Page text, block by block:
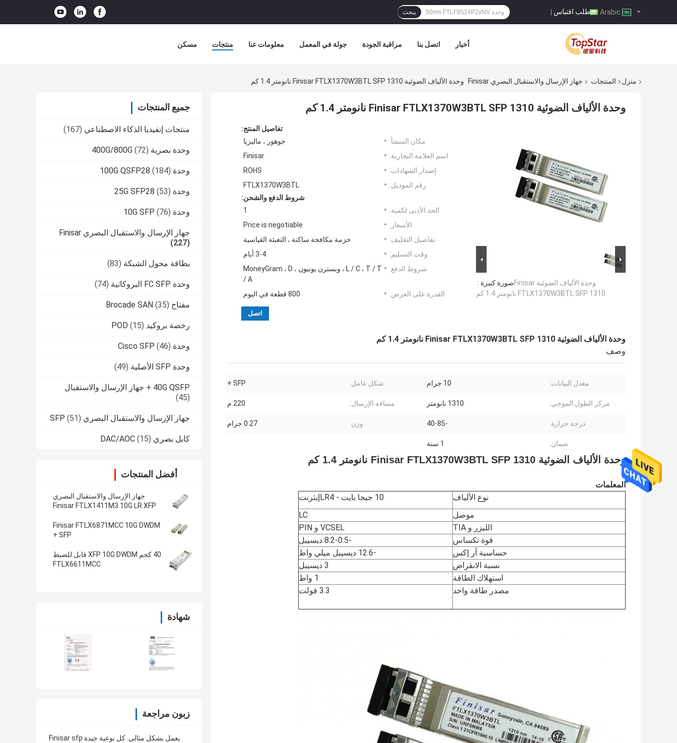
طلب اقتباس | يبحث
مسكن منتجات معلومات عنا جولة في المعمل مراقبة الجودة اتصل بنا أخبار
منزل المنتجات جهاز الإرسال والاستقبال البصري Finisar وحدة الألياف الضوئية Finisar FTLX1370W3BTL SFP 1310 نانومتر 1.4 كم
جميع المنتجات
منتجات إنفيديا الذكاء الاصطناعي (167)
وحدة بصرية 400G/800G (72)
وحدة 100G QSFP28 (184)
وحدة 25G SFP28 (53)
وحدة 10G SFP (76)
جهاز الإرسال والاستقبال البصري Finisar
(227)
بطاقة محول الشبكة (83)
وحدة FC SFP البروكاتية (74)
مفتاح Brocade SAN (35)
رخصة بروكيد POD (15)
وحدة Cisco SFP (46)
وحدة SFP الأصلية (49)
40G QSFP + جهاز الإرسال والاستقبال
(45)
جهاز الإرسال والاستقبال البصري SFP (51)
كابل بصري DAC/AOC (15)
أفضل المنتجات
جهاز الإرسال والاستقبال البصري
Finisar FTLX1411M3 10G LR XFP
Finisar FTLX6871MCC 10G DWDM
SFP +
40 كجم XFP 10G DWDM قابل للضبط
FTLX6611MCC
شهادة
زبون مراجعة
Finisar sfp يعمل بشكل مثالي. كل نوعية جيدة
وحدة الألياف الضوئية Finisar FTLX1370W3BTL SFP 1310 نانومتر 1.4 كم
صورة كبيرة :وحدة الألياف الضوئية Finisar
FTLX1370W3BTL SFP 1310 نانومتر 1.4 كم
تفاصيل المنتج:
مكان المنشأ:
جوهور ، ماليزيا
اسم العلامة التجارية:
Finisar
إصدار الشهادات:
ROHS
رقم الموديل:
FTLX1370W3BTL
شروط الدفع والشحن:
الحد الأدنى لكمية:
1
الأسعار:
Price is negotiable
تفاصيل التغليف:
حزمة مكافحة ساكنة ، التعبئة القياسية
وقت التسليم:
3-4 أيام
شروط الدفع:
L / C ، T / T ، ويسترن يونيون ، MoneyGram ، D
/ A
القدرة على العرض:
800 قطعة في اليوم
اتصل
وحدة الألياف الضوئية Finisar FTLX1370W3BTL SFP 1310 نانومتر 1.4 كم
وصف
معدل البيانات: 10 جرام شكل عامل: SFP +
مركز الطول الموجي: 1310 نانومتر مسافة الإرسال: 220 م
درجة حرارة: -40-85 وزن: 0.27 جرام
ضمان: 1 سنة
وحدة الألياف الضوئية Finisar FTLX1370W3BTL SFP 1310 نانومتر 1.4 كم
المعلمات
نوع الألياف 10 جيجا بايت - LR4 إيثرنت
موصل
LC
الليزر و TIA
VCSEL و PIN
قوة تكساس
-8.2-0.5 ديسيبل
حساسية آر إكس
-12.6 ديسيبل ميلي واط
نسبة الانقراض
3 ديسيبل
استهلاك الطاقة
1 واط
مصدر طاقة واحد
3.3 فولت